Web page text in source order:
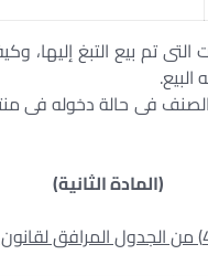
التى تم بيع التبغ
الصنف فى حالة دخوله
(المادة الثانية)